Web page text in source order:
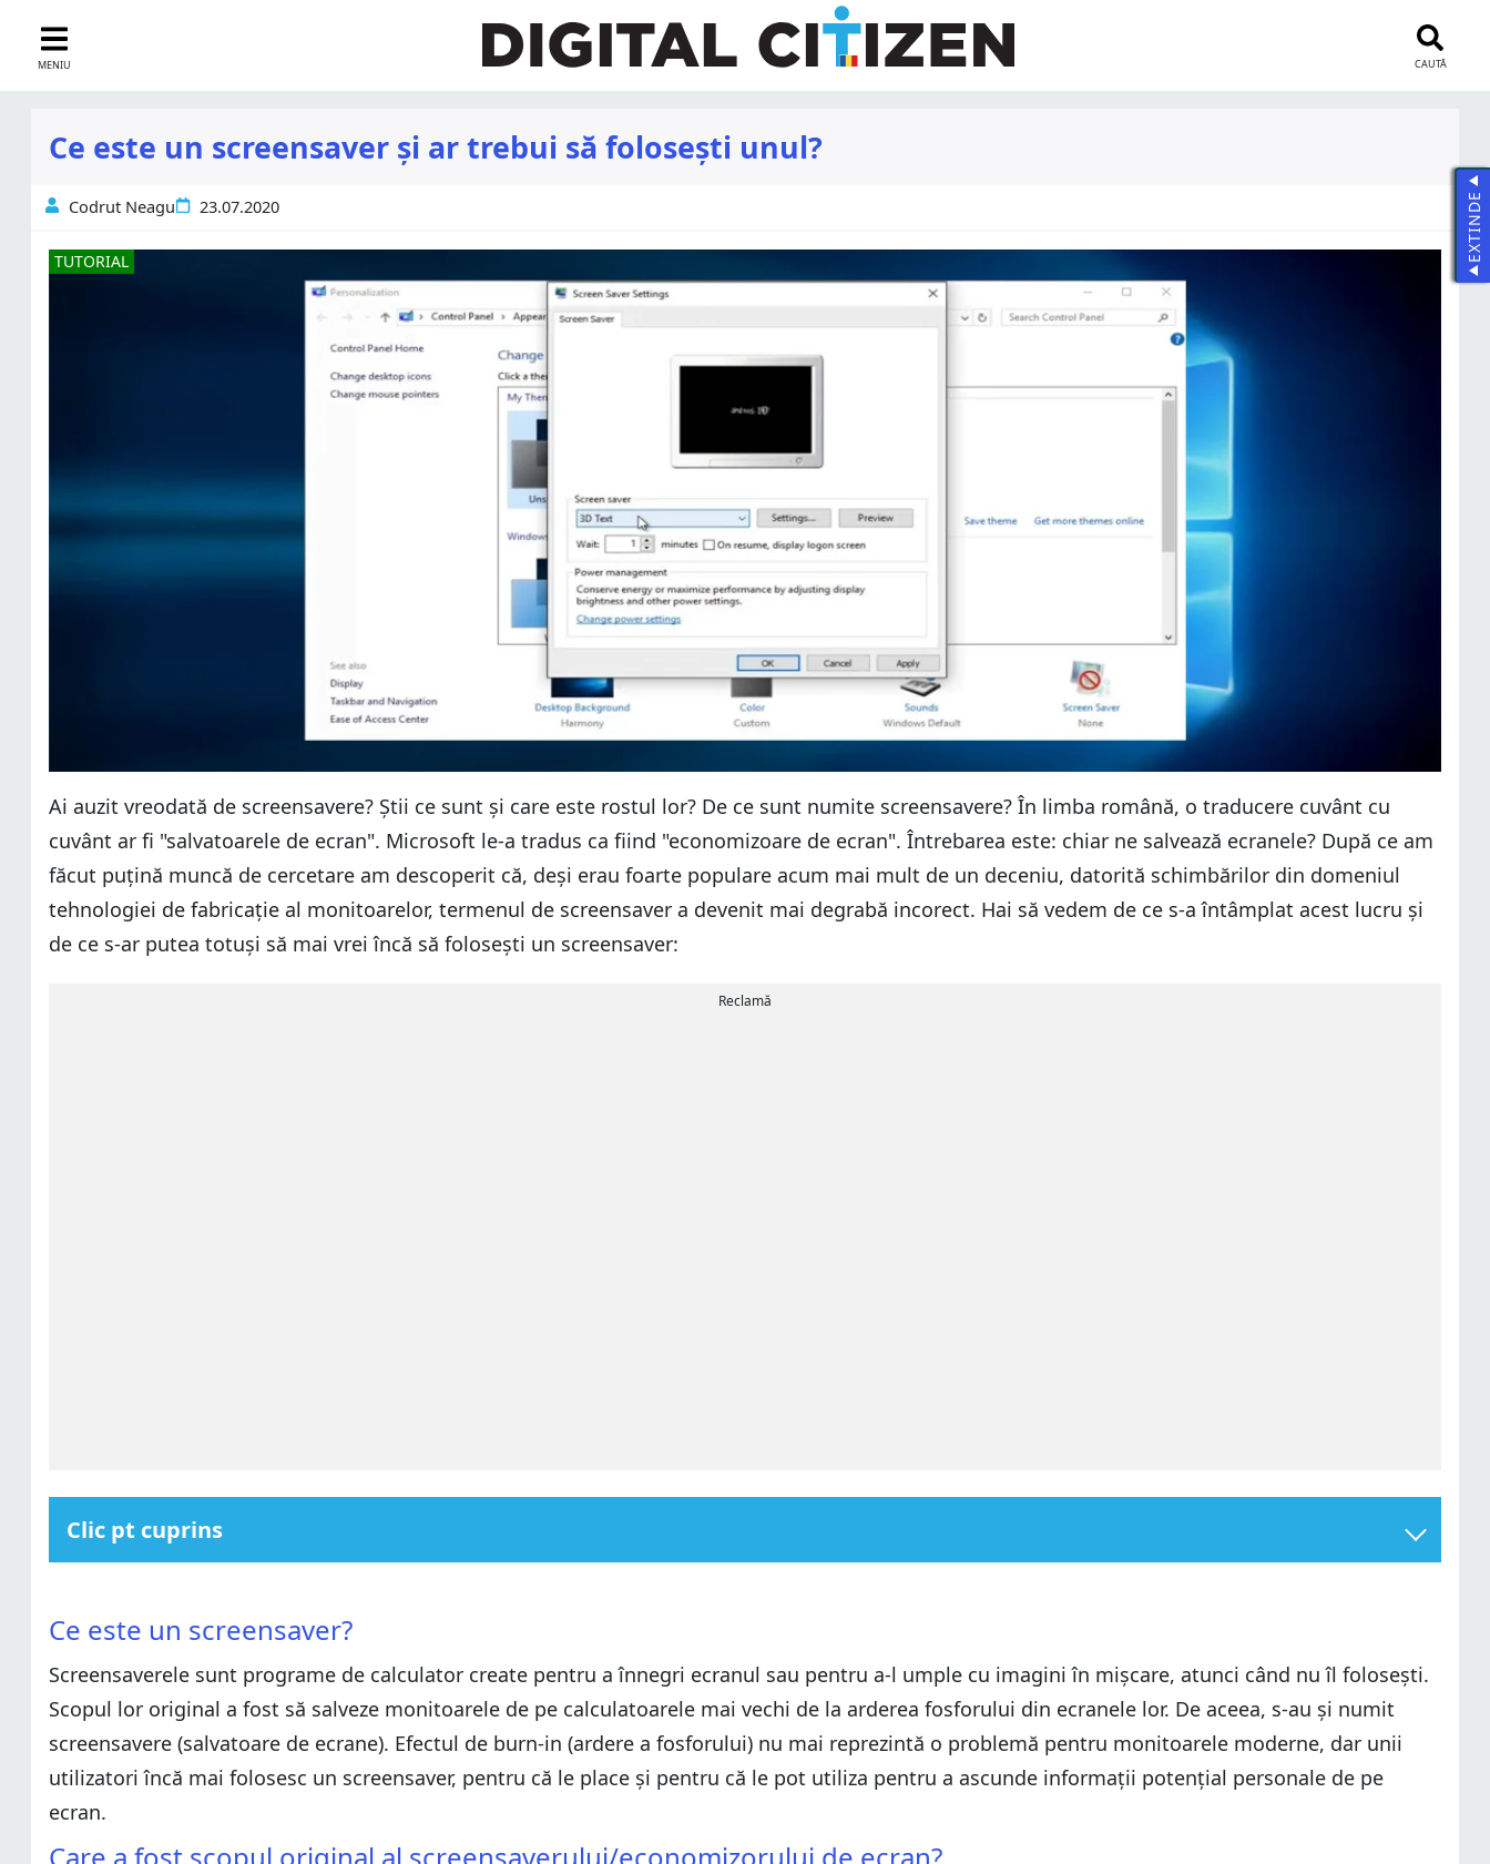
MENIU CAUTĂ
Ce este un screensaver și ar trebui să folosești unul?
Codrut Neagu 23.07.2020
TUTORIAL
Ai auzit vreodată de screensavere? Știi ce sunt și care este rostul lor? De ce sunt numite screensavere? În limba română, o traducere cuvânt cu
cuvânt ar fi "salvatoarele de ecran". Microsoft le-a tradus ca fiind "economizoare de ecran". Întrebarea este: chiar ne salvează ecranele? După ce am
făcut puțină muncă de cercetare am descoperit că, deși erau foarte populare acum mai mult de un deceniu, datorită schimbărilor din domeniul
tehnologiei de fabricație al monitoarelor, termenul de screensaver a devenit mai degrabă incorect. Hai să vedem de ce s-a întâmplat acest lucru și
de ce s-ar putea totuși să mai vrei încă să folosești un screensaver:
Reclamă
Clic pt cuprins
Ce este (sau ce era) efectul de burn-in?
De ce nu mai este acest efect de burn-in un risc semnificativ în ziua de astăzi?
Cum stau lucrurile cu ecranele LCD?
Pot screensaverele (economizoarele de ecran) fi dăunătoare pentru ecranele LCD?
De ce ar trebui să folosești un screensaver?
Tu folosești un screensaver pe PC-ul tău?
Care a fost scopul original al screensaverului/economizorului de ecran?
Ce este (sau ce era) efectul de burn-in?
De ce nu mai este acest efect de burn-in un risc semnificativ în ziua de astăzi?
Cum stau lucrurile cu ecranele LCD?
Pot screensaverele (economizoarele de ecran) fi dăunătoare pentru ecranele LCD?
De ce ar trebui să folosești un screensaver?
Tu folosești un screensaver pe PC-ul tău?
Ce este un screensaver?
Screensaverele sunt programe de calculator create pentru a înnegri ecranul sau pentru a-l umple cu imagini în mișcare, atunci când nu îl folosești.
Scopul lor original a fost să salveze monitoarele de pe calculatoarele mai vechi de la arderea fosforului din ecranele lor. De aceea, s-au și numit
screensavere (salvatoare de ecrane). Efectul de burn-in (ardere a fosforului) nu mai reprezintă o problemă pentru monitoarele moderne, dar unii
utilizatori încă mai folosesc un screensaver, pentru că le place și pentru că le pot utiliza pentru a ascunde informații potențial personale de pe
ecran.
EXTINDE